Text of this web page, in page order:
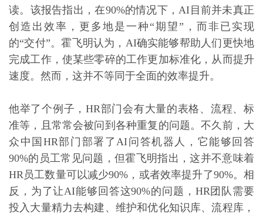
读。该报告指出，在90%的情况下，AI目前并未真正
创造出效率，更多地是一种“期望”，而非已实现
的“交付”。霍飞明认为，AI确实能够帮助人们更快地
完成工作，使某些零碎的工作更加标准化，从而提升
速度。然而，这并不等同于全面的效率提升。
他举了个例子，HR部门会有大量的表格、流程、标
准等，且常常会被问到各种重复的问题。不久前，大
众中国HR部门部署了AI问答机器人，它能够回答
90%的员工常见问题，但霍飞明指出，这并不意味着
HR员工数量可以减少90%，或者效率提升了90%。相
反，为了让AI能够回答这90%的问题，HR团队需要
投入大量精力去构建、维护和优化知识库、流程库，